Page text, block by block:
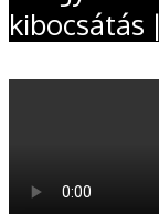
kibocsátás